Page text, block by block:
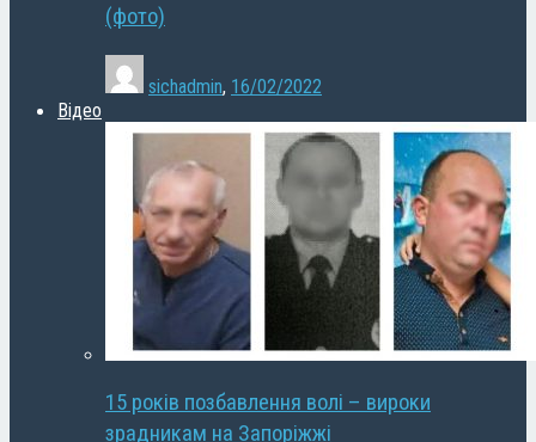
(фото)
sichadmin, 16/02/2022
Відео
15 років позбавлення волі – вироки
зрадникам на Запоріжжі